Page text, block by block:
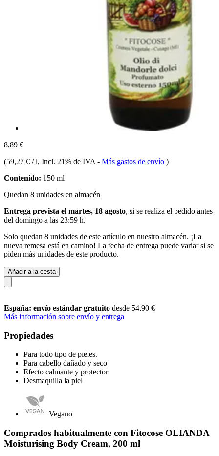
8,89 €
(59,27 € / l, Incl. 21% de IVA - Más gastos de envío )
Contenido: 150 ml
Quedan 8 unidades en almacén
Entrega prevista el martes, 18 agosto, si se realiza el pedido antes
del domingo a las 23:59 h.
Solo quedan 8 unidades de este artículo en nuestro almacén. ¡La
nueva remesa está en camino! La fecha de entrega puede variar si se
piden más unidades de este producto.
Añadir a la cesta
España: envío estándar gratuito desde 54,90 €
Más información sobre envío y entrega
Propiedades
Para todo tipo de pieles.
Para cabello dañado y seco
Efecto calmante y protector
Desmaquilla la piel
Vegano
Comprados habitualmente con Fitocose OLIANDA
Moisturising Body Cream, 200 ml